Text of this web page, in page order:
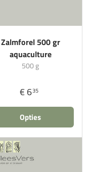
Zalmforel 500 gr
aquaculture
500 g
€ 635
Opties